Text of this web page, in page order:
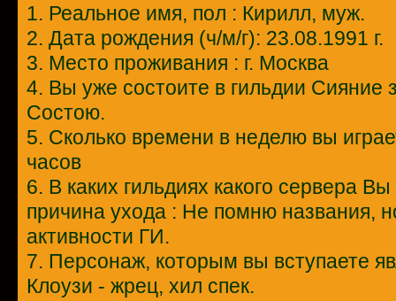
1. Реальное имя, пол : Кирилл, муж.
2. Дата рождения (ч/м/г): 23.08.1991 г.
3. Место проживания : г. Москва
4. Вы уже состоите в гильдии Сияние
Состою.
5. Сколько времени в неделю вы
часов
6. В каких гильдиях какого сервера
причина ухода : Не помню названия,
активности ГИ.
7. Персонаж, которым вы вступаете
Клоузи - жрец, хил спек.